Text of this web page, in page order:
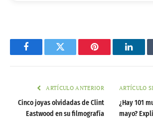
FacebookTwitter Pinterest
ARTÍCULO ANTERIOR
Cinco joyas olvidadas de Clint
Eastwood en su filmografía
ARTÍCULO
¿Hay 101
mayo?